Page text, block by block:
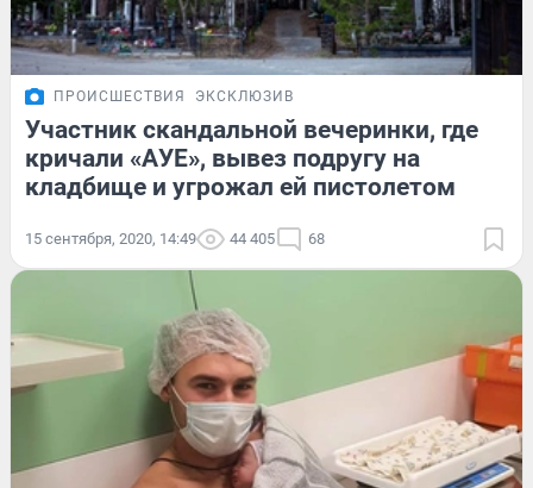
ПРОИСШЕСТВИЯ ЭКСКЛЮЗИВ
Участник скандальной вечеринки, где
кричали «АУЕ», вывез подругу на
кладбище и угрожал ей пистолетом
15 сентября, 2020, 14:49 44 405 68